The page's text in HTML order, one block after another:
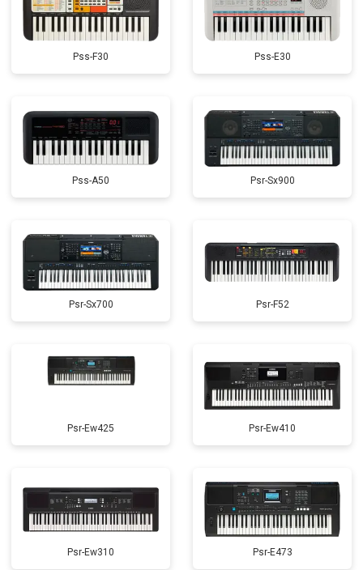
Pss-F30 Pss-E30
Pss-A50 Psr-Sx900
Psr-Sx700 Psr-F52
Psr-Ew425 Psr-Ew410
Psr-Ew310 Psr-E473